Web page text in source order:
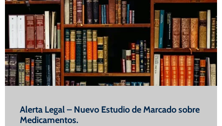
Alerta Legal – Nuevo Estudio de Marcado sobre
Medicamentos.